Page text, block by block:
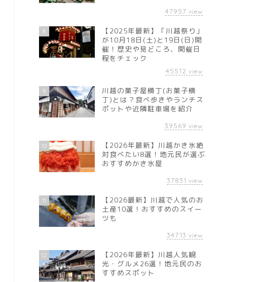
47957 view
8
【2025年最新】「川越祭り」
が10月18日(土)と19日(日)開
催！歴史や見どころ、開催日
程をチェック
45512 view
9
川越の菓子屋横丁(お菓子横
丁)とは？食べ歩きやランチス
ポットや近隣駐車場を紹介
39569 view
10
【2026年最新】川越かき氷絶
対食べたい8選！地元民が選ぶ
おすすめかき氷屋
37831 view
11
【2026最新】川越で人気のお
土産10選！おすすめのスイー
ツも
34713 view
12
【2026年最新】川越人気観
光・グルメ26選！地元民のお
すすめスポット